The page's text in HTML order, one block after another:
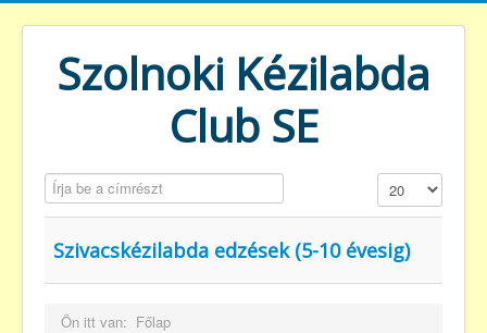
Szolnoki Kézilabda
Club SE
Írja be a címrészt Tételek #
Szivacskézilabda edzések (5-10 évesig)
Ön itt van: Főlap